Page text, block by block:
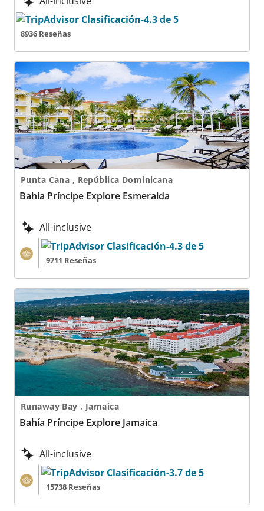
8936 Reseñas
Bahía Príncipe Explore Esmeralda
Punta Cana , República Dominicana
Bahía Príncipe Explore Esmeralda
All-inclusive
9711 Reseñas
Bahía Príncipe Explore Jamaica
Runaway Bay , Jamaica
Bahía Príncipe Explore Jamaica
All-inclusive
15738 Reseñas